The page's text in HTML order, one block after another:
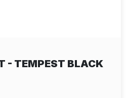
- TEMPEST BLACK